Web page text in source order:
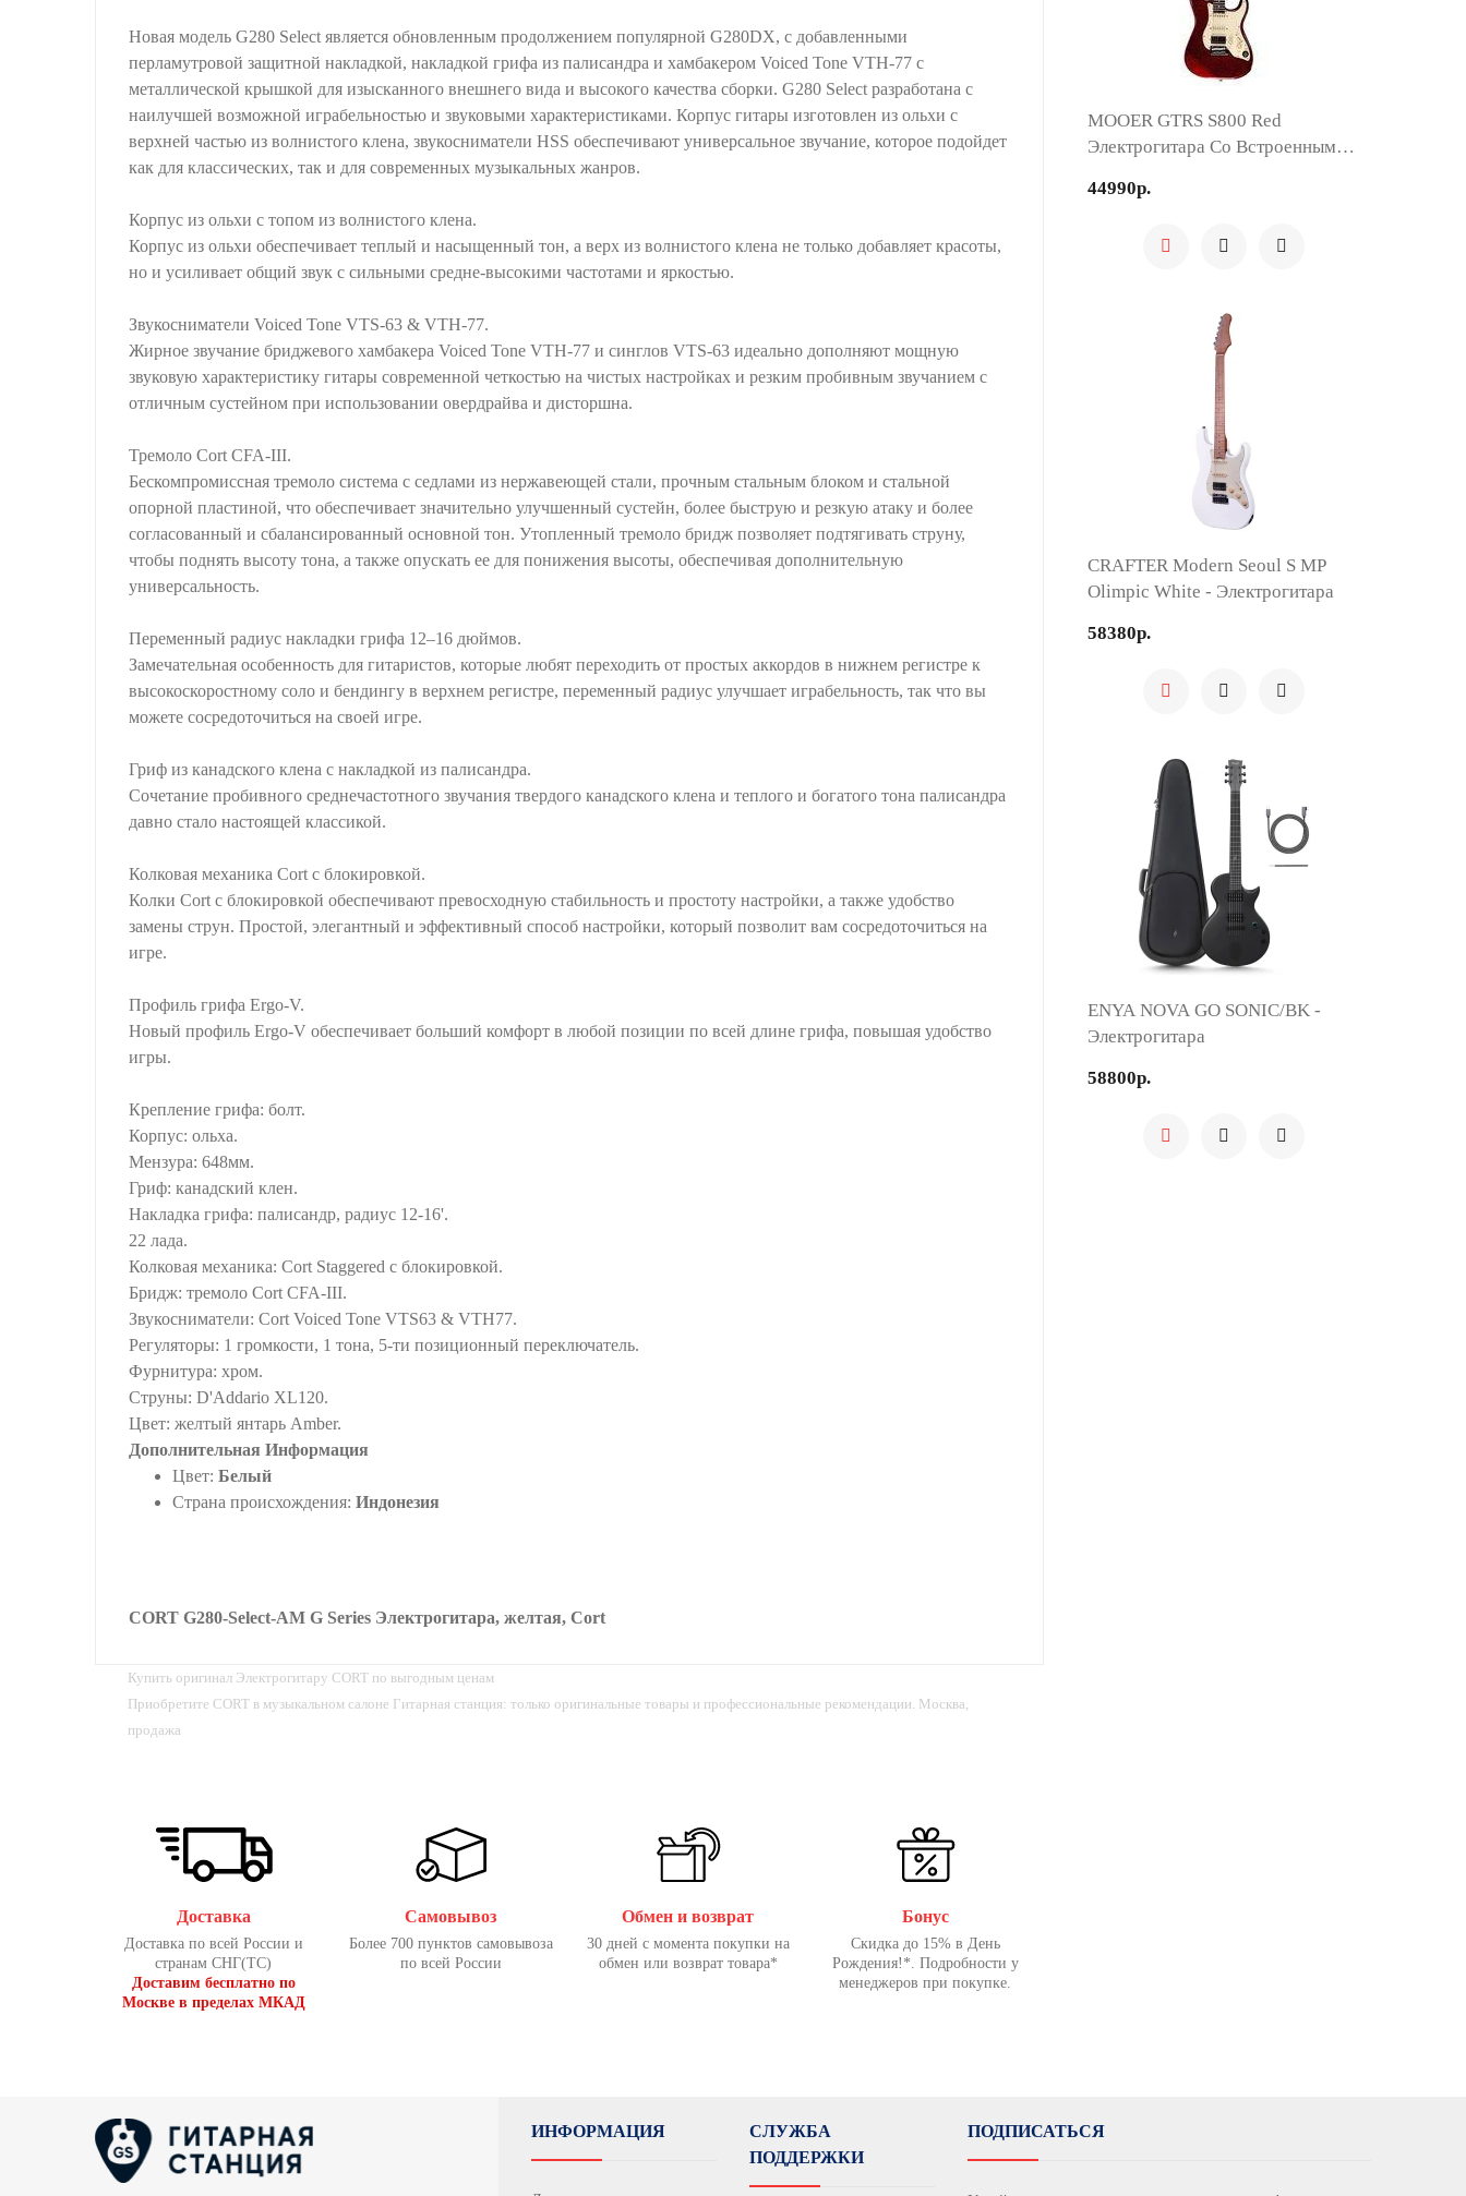
Новая модель G280 Select является обновленным продолжением популярной G280DX, с добавленными
перламутровой защитной накладкой, накладкой грифа из палисандра и хамбакером Voiced Tone VTH-77 с
металлической крышкой для изысканного внешнего вида и высокого качества сборки. G280 Select разработана с
наилучшей возможной играбельностью и звуковыми характеристиками. Корпус гитары изготовлен из ольхи с
верхней частью из волнистого клена, звукосниматели HSS обеспечивают универсальное звучание, которое подойдет
как для классических, так и для современных музыкальных жанров.
Корпус из ольхи с топом из волнистого клена.
Корпус из ольхи обеспечивает теплый и насыщенный тон, а верх из волнистого клена не только добавляет красоты,
но и усиливает общий звук с сильными средне-высокими частотами и яркостью.
Звукосниматели Voiced Tone VTS-63 & VTH-77.
Жирное звучание бриджевого хамбакера Voiced Tone VTH-77 и синглов VTS-63 идеально дополняют мощную
звуковую характеристику гитары современной четкостью на чистых настройках и резким пробивным звучанием с
отличным сустейном при использовании овердрайва и дисторшна.
Тремоло Cort CFA-III.
Бескомпромиссная тремоло система с седлами из нержавеющей стали, прочным стальным блоком и стальной
опорной пластиной, что обеспечивает значительно улучшенный сустейн, более быструю и резкую атаку и более
согласованный и сбалансированный основной тон. Утопленный тремоло бридж позволяет подтягивать струну,
чтобы поднять высоту тона, а также опускать ее для понижения высоты, обеспечивая дополнительную
универсальность.
Переменный радиус накладки грифа 12–16 дюймов.
Замечательная особенность для гитаристов, которые любят переходить от простых аккордов в нижнем регистре к
высокоскоростному соло и бендингу в верхнем регистре, переменный радиус улучшает играбельность, так что вы
можете сосредоточиться на своей игре.
Гриф из канадского клена с накладкой из палисандра.
Сочетание пробивного среднечастотного звучания твердого канадского клена и теплого и богатого тона палисандра
давно стало настоящей классикой.
Колковая механика Cort с блокировкой.
Колки Cort с блокировкой обеспечивают превосходную стабильность и простоту настройки, а также удобство
замены струн. Простой, элегантный и эффективный способ настройки, который позволит вам сосредоточиться на
игре.
Профиль грифа Ergo-V.
Новый профиль Ergo-V обеспечивает больший комфорт в любой позиции по всей длине грифа, повышая удобство
игры.
Крепление грифа: болт.
Корпус: ольха.
Мензура: 648мм.
Гриф: канадский клен.
Накладка грифа: палисандр, радиус 12-16'.
22 лада.
Колковая механика: Cort Staggered с блокировкой.
Бридж: тремоло Cort CFA-III.
Звукосниматели: Cort Voiced Tone VTS63 & VTH77.
Регуляторы: 1 громкости, 1 тона, 5-ти позиционный переключатель.
Фурнитура: хром.
Струны: D'Addario XL120.
Цвет: желтый янтарь Amber.
Дополнительная Информация
Цвет: Белый
Страна происхождения: Индонезия
CORT G280-Select-AM G Series Электрогитара, желтая, Cort
Купить оригинал Электрогитару CORT по выгодным ценам
Приобретите CORT в музыкальном салоне Гитарная станция: только оригинальные товары и профессиональные рекомендации. Москва,
продажа
Доставка
Доставка по всей России и
странам СНГ(ТС)
Доставим бесплатно по
Москве в пределах МКАД
Самовывоз
Более 700 пунктов самовывоза
по всей России
Обмен и возврат
30 дней с момента покупки на
обмен или возврат товара*
Бонус
Скидка до 15% в День
Рождения!*. Подробности у
менеджеров при покупке.
MOOER GTRS S800 Red
Электрогитара Со Встроенным
44990р.
CRAFTER Modern Seoul S MP
Olimpic White - Электрогитара
58380р.
ENYA NOVA GO SONIC/BK -
Электрогитара
58800р.
ИНФОРМАЦИЯ
СЛУЖБА
ПОДДЕРЖКИ
ПОДПИСАТЬСЯ